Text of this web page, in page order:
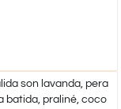
son lavanda, pera
batida, praliné, coco